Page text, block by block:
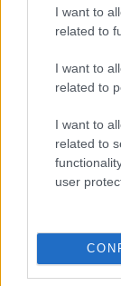
I want to
related to
I want to
related to
I want to
related to
user
Αλειφωτό,
που μας το